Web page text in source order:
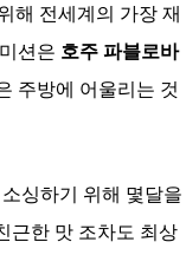
해 전세계의 가장 재
션은 호주 파블로바
주방에 어울리는 것
싱하기 위해 몇달을
근한 맛 조차도 최상